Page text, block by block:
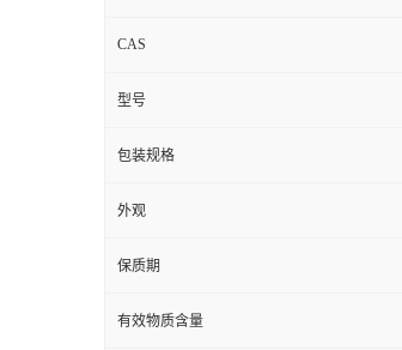
CAS
型号
包装规格
外观
保质期
有效物质含量